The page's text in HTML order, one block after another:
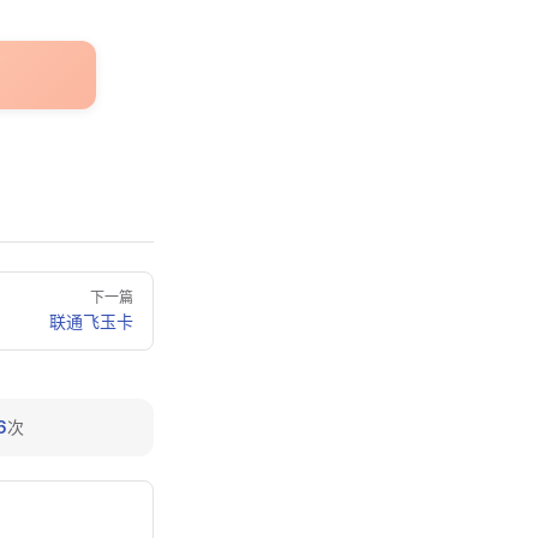
下一篇
联通飞玉卡
次